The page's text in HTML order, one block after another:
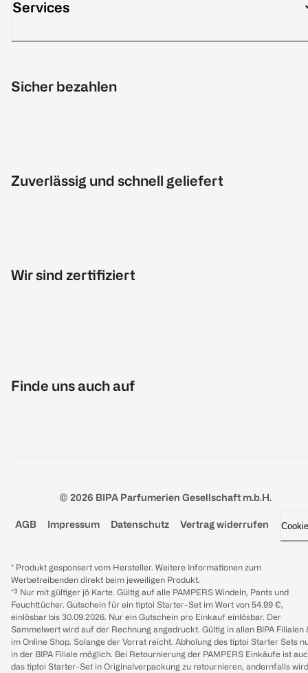
Services
Sicher bezahlen
Zuverlässig und schnell geliefert
Wir sind zertifiziert
Finde uns auch auf
© 2026 BIPA Parfumerien Gesellschaft m.b.H.
AGB Impressum Datenschutz Vertrag widerrufen
* Produkt gesponsert vom Hersteller. Weitere Informationen zum
Werbetreibenden direkt beim jeweiligen Produkt.
*³ Nur mit gültiger jö Karte. Gültig auf alle PAMPERS Windeln, Pants und
Feuchttücher. Gutschein für ein tiptoi Starter-Set im Wert von 54.99 €,
einlösbar bis 30.09.2026. Nur ein Gutschein pro Einkauf einlösbar. Der
Sammelwert wird auf der Rechnung angedruckt. Gültig in allen BIPA Filialen
im Online Shop. Solange der Vorrat reicht. Abholung des tiptoi Starter Sets
in der BIPA Filiale möglich. Bei Retournierung der PAMPERS Einkäufe ist
das tiptoi Starter-Set in Originalverpackung zu retournieren, andernfalls wird